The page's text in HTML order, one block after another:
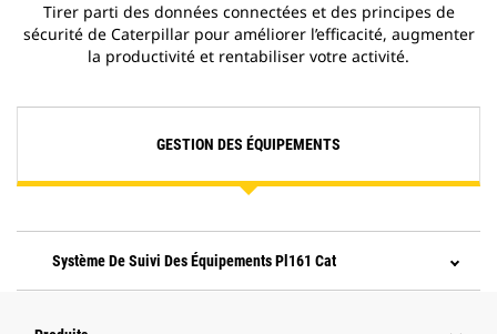
Tirer parti des données connectées et des principes de
sécurité de Caterpillar pour améliorer l’efficacité, augmenter
la productivité et rentabiliser votre activité.
GESTION DES ÉQUIPEMENTS
Système De Suivi Des Équipements Pl161 Cat